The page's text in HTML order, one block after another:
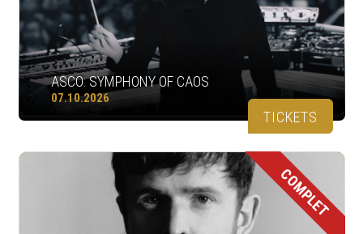
ASCO: SYMPHONY OF CAOS
07.10.2026
TICKETS
COMPLET